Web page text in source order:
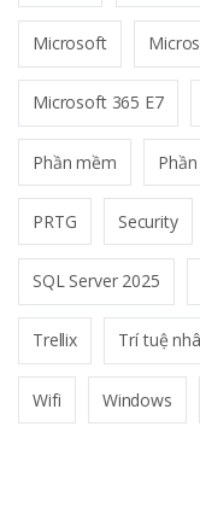
Microsoft
Microsoft 365 E7
Phần mềm
PRTG Security
SQL Server 2025
Trellix Trí tuệ
Wifi Windows